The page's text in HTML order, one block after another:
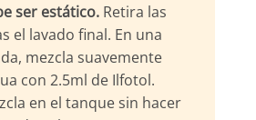
ser estático. Retira las
el lavado final. En una
mezcla suavemente
con 2.5ml de Ilfotol.
en el tanque sin hacer